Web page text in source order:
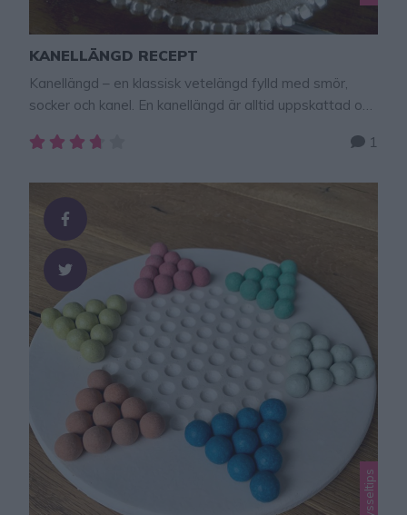
KANELLÄNGD RECEPT
Kanellängd – en klassisk vetelängd fylld med smör,
socker och kanel. En kanellängd är alltid uppskattad och
lika god som en färdigköpt på konditori, eller nej, den är1